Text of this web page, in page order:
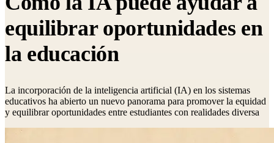
equilibrar oportunidades en
la educación
La incorporación de la inteligencia artificial (IA) en los sistemas
educativos ha abierto un nuevo panorama para promover la equidad
y equilibrar oportunidades entre estudiantes con realidades diversa